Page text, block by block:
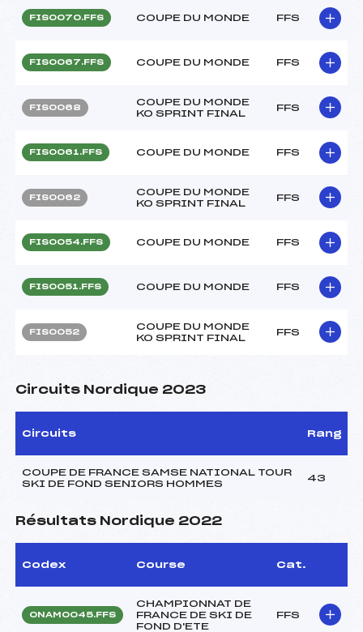
FIS0070.FFS COUPE DU MONDE FFS
FIS0067.FFS COUPE DU MONDE FFS
FIS0068
COUPE DU MONDE
KO SPRINT FINAL
FFS
FIS0061.FFS COUPE DU MONDE FFS
FIS0062
COUPE DU MONDE
KO SPRINT FINAL
FFS
FIS0054.FFS COUPE DU MONDE FFS
FIS0051.FFS COUPE DU MONDE FFS
FIS0052
COUPE DU MONDE
KO SPRINT FINAL
FFS
Circuits Nordique 2023
Circuits Rang
COUPE DE FRANCE SAMSE NATIONAL TOUR
SKI DE FOND SENIORS HOMMES
43
Résultats Nordique 2022
Codex Course Cat.
ONAM0045.FFS
CHAMPIONNAT DE
FRANCE DE SKI DE
FOND D'ETE
FFS